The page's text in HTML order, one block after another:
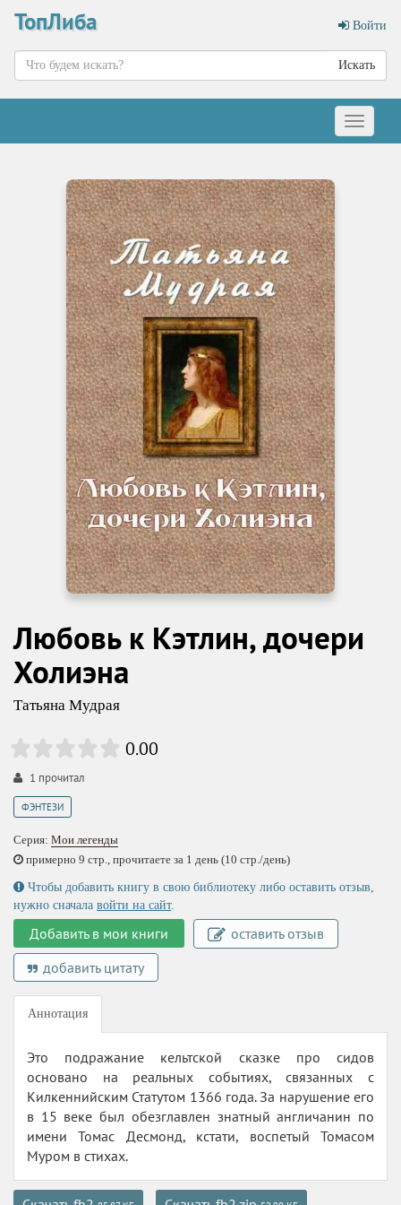
ТопЛиба Войти
Искать
Меню
Любовь к Кэтлин, дочери
Холиэна
Татьяна Мудрая
0.00
1 прочитал
ФЭНТЕЗИ
Серия: Мои легенды
примерно 9 стр., прочитаете за 1 день (10 стр./день)
Чтобы добавить книгу в свою библиотеку либо оставить отзыв,
нужно сначала войти на сайт.
Добавить в мои книги
оставить отзыв
добавить цитату
Аннотация
Это подражание кельтской сказке про сидов
основано на реальных событиях, связанных с
Килкеннийским Статутом 1366 года. За нарушение его
в 15 веке был обезглавлен знатный англичанин по
имени Томас Десмонд, кстати, воспетый Томасом
Муром в стихах.